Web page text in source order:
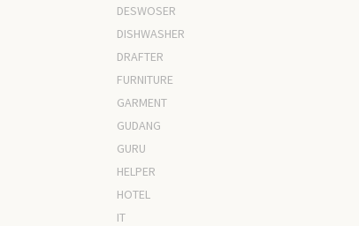
DESWOSER
DISHWASHER
DRAFTER
FURNITURE
GARMENT
GUDANG
GURU
HELPER
HOTEL
IT